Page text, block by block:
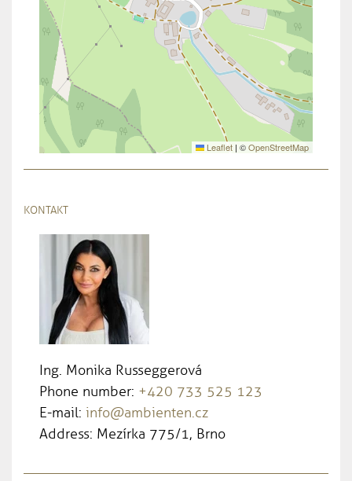
Leaflet | ©OpenStreetMap
KONTAKT
Ing. Monika Russeggerová
Phone number: +420 733 525 123
E-mail: info@ambienten.cz
Address: Mezírka 775/1, Brno